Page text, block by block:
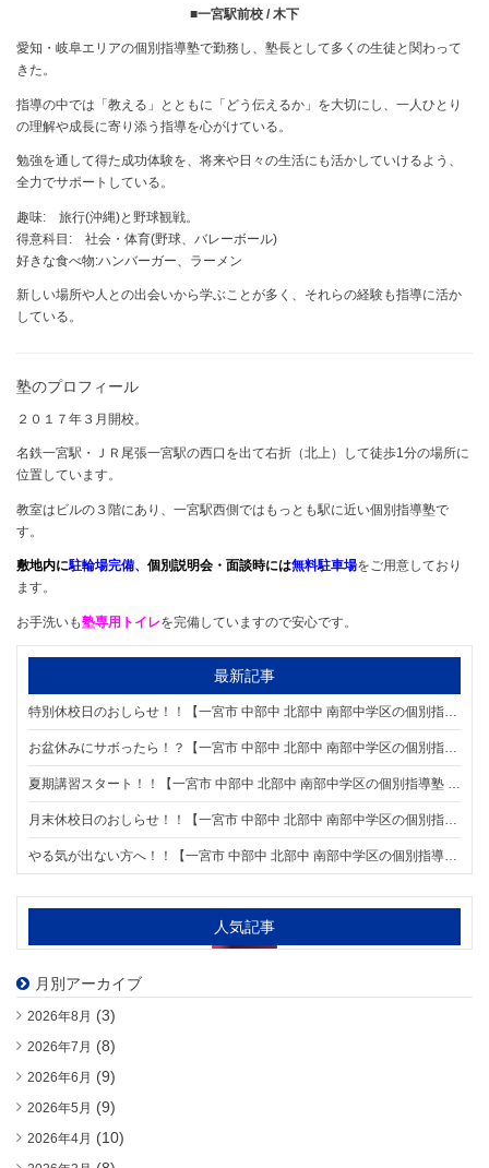
■一宮駅前校 / 木下
愛知・岐阜エリアの個別指導塾で勤務し、塾長として多くの生徒と関わって
きた。
指導の中では「教える」とともに「どう伝えるか」を大切にし、一人ひとり
の理解や成長に寄り添う指導を心がけている。
勉強を通して得た成功体験を、将来や日々の生活にも活かしていけるよう、
全力でサポートしている。
趣味: 旅行(沖縄)と野球観戦。
得意科目: 社会・体育(野球、バレーボール)
好きな食べ物:ハンバーガー、ラーメン
新しい場所や人との出会いから学ぶことが多く、それらの経験も指導に活か
している。
塾のプロフィール
２０１７年３月開校。
名鉄一宮駅・ＪＲ尾張一宮駅の西口を出て右折（北上）して徒歩1分の場所に
位置しています。
教室はビルの３階にあり、一宮駅西側ではもっとも駅に近い個別指導塾で
す。
敷地内に駐輪場完備、 個別説明会・面談時には無料駐車場をご用意しており
ます。
お手洗いも塾専用トイレを完備していますので安心です。
最新記事
特別休校日のおしらせ！！【一宮市 中部中 北部中 南部中学区の個別指導塾 明海学院 一宮駅前校】
お盆休みにサボったら！？【一宮市 中部中 北部中 南部中学区の個別指導塾 明海学院 一宮駅前校】
夏期講習スタート！！【一宮市 中部中 北部中 南部中学区の個別指導塾 明海学院 一宮駅前校】
月末休校日のおしらせ！！【一宮市 中部中 北部中 南部中学区の個別指導塾 明海学院 一宮駅前校】
やる気が出ない方へ！！【一宮市 中部中 北部中 南部中学区の個別指導塾 明海学院 一宮駅前校】
人気記事
月別アーカイブ
2026年8月 (3)
2026年7月 (8)
2026年6月 (9)
2026年5月 (9)
2026年4月 (10)